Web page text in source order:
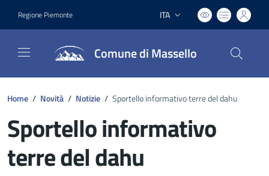
Regione Piemonte Lingua attiva:
ITA
Comune di Massello
Home / Novità / Notizie / Sportello informativo terre del dahu
Sportello informativo
terre del dahu